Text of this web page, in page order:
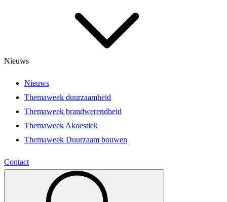
Nieuws
Nieuws
Themaweek duurzaamheid
Themaweek brandwerendheid
Themaweek Akoestiek
Themaweek Duurzaam bouwen
Contact